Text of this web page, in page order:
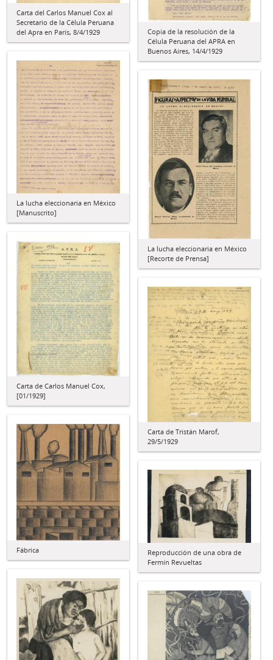
Copia de la resolución de la
Célula Peruana del APRA en
Buenos Aires, 14/4/1929
Carta del Carlos Manuel Cox al
Secretario de la Célula Peruana
del Apra en París, 8/4/1929
La lucha eleccionaria en México
[Manuscrito]
La lucha eleccionaria en México
[Recorte de Prensa]
Carta de Carlos Manuel Cox,
[01/1929]
Carta de Tristán Marof,
29/5/1929
Fábrica
Reproducción de una obra de
Fermín Revueltas